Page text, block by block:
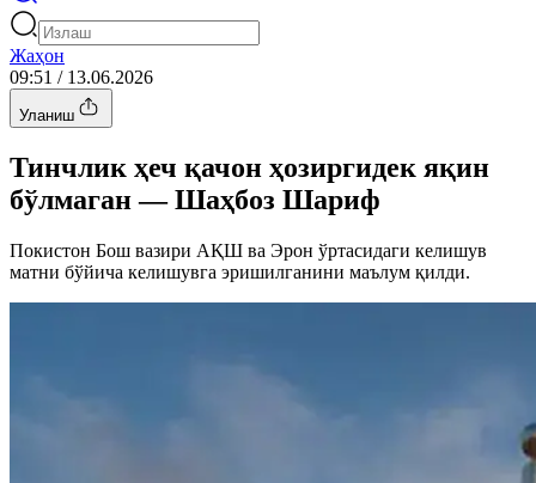
Жаҳон
09:51 / 13.06.2026
Уланиш
Тинчлик ҳеч қачон ҳозиргидек яқин
бўлмаган — Шаҳбоз Шариф
Покистон Бош вазири АҚШ ва Эрон ўртасидаги келишув
матни бўйича келишувга эришилганини маълум қилди.